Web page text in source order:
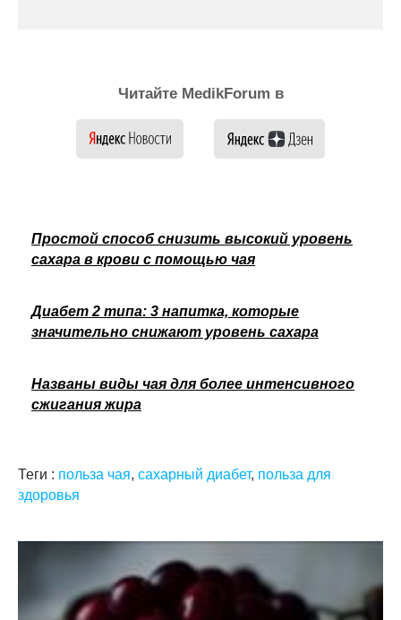
Читайте MedikForum в
Простой способ снизить высокий уровень
сахара в крови с помощью чая
Диабет 2 типа: 3 напитка, которые
значительно снижают уровень сахара
Названы виды чая для более интенсивного
сжигания жира
Теги : польза чая, сахарный диабет, польза для
здоровья